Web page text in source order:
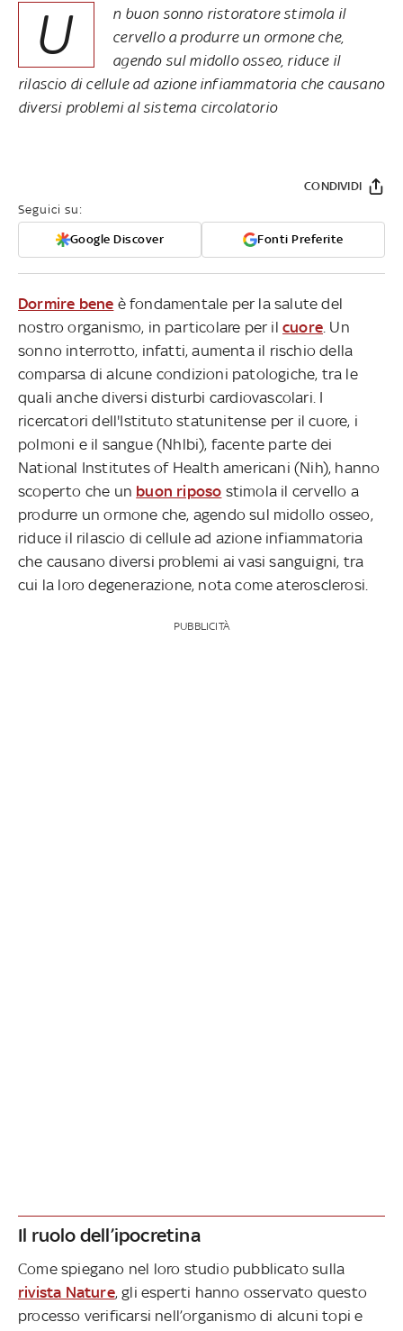
U
n buon sonno ristoratore stimola il
cervello a produrre un ormone che,
agendo sul midollo osseo, riduce il
rilascio di cellule ad azione infiammatoria che causano
diversi problemi al sistema circolatorio
Seguici su:
Google Discover Fonti Preferite
CONDIVIDI
Dormire bene è fondamentale per la salute del
nostro organismo, in particolare per il cuore . Un
sonno interrotto, infatti, aumenta il rischio della
comparsa di alcune condizioni patologiche, tra le
quali anche diversi disturbi cardiovascolari. I
ricercatori dell'Istituto statunitense per il cuore, i
polmoni e il sangue (Nhlbi), facente parte dei
National Institutes of Health americani (Nih), hanno
scoperto che un buon riposo stimola il cervello a
produrre un ormone che, agendo sul midollo osseo,
riduce il rilascio di cellule ad azione infiammatoria
che causano diversi problemi ai vasi sanguigni, tra
cui la loro degenerazione, nota come aterosclerosi.
PUBBLICITÀ
Il ruolo dell’ipocretina
Come spiegano nel loro studio pubblicato sulla
rivista Nature, gli esperti hanno osservato questo
processo verificarsi nell’organismo di alcuni topi e